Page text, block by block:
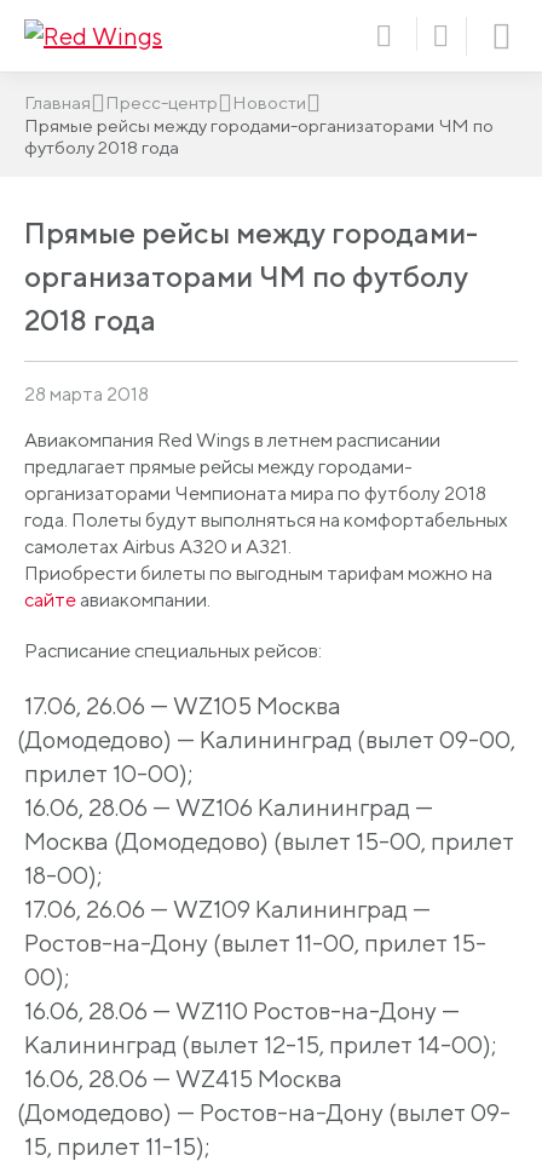
Главная Пресс-центр
Новости
Прямые рейсы между городами-организаторами ЧМ по
футболу 2018 года
Прямые рейсы между городами-
организаторами ЧМ по футболу
2018 года
28 марта 2018
Авиакомпания Red Wings в летнем расписании
предлагает прямые рейсы между городами-
организаторами Чемпионата мира по футболу 2018
года. Полеты будут выполняться на комфортабельных
самолетах Airbus A320 и A321.
Приобрести билеты по выгодным тарифам можно на
сайте авиакомпании.
Расписание специальных рейсов:
17.06, 26.06 — WZ105 Москва
(Домодедово) — Калининград (вылет 09-00,
прилет 10-00);
16.06, 28.06 — WZ106 Калининград —
Москва (Домодедово) (вылет 15-00, прилет
18-00);
17.06, 26.06 — WZ109 Калининград —
Ростов-на-Дону (вылет 11-00, прилет 15-
00);
16.06, 28.06 — WZ110 Ростов-на-Дону —
Калининград (вылет 12-15, прилет 14-00);
16.06, 28.06 — WZ415 Москва
(Домодедово) — Ростов-на-Дону (вылет 09-
15, прилет 11-15);